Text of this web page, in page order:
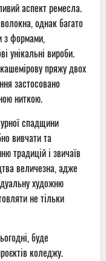
аспект ремесла.
однак багато
з формами,
унікальні вироби.
пряжу двох
застосовано
ниткою.
спадщини
вивчати та
традицій і звичаїв
величезна, адже
художню
не тільки
буде
коледжу.